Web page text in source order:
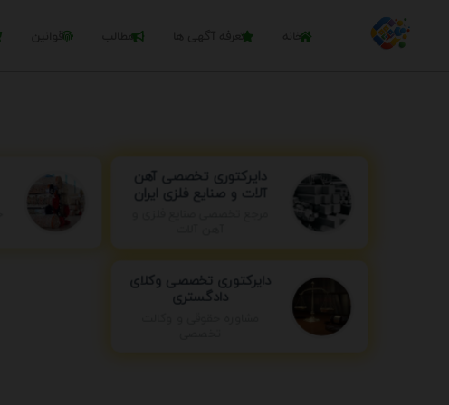
خانه تعرفه آگهی ها مطالب قوانین
دایرکتوری تخصصی آهن
آلات و صنایع فلزی ایران
دایرکتوری تخصصی وکلای
دادگستری